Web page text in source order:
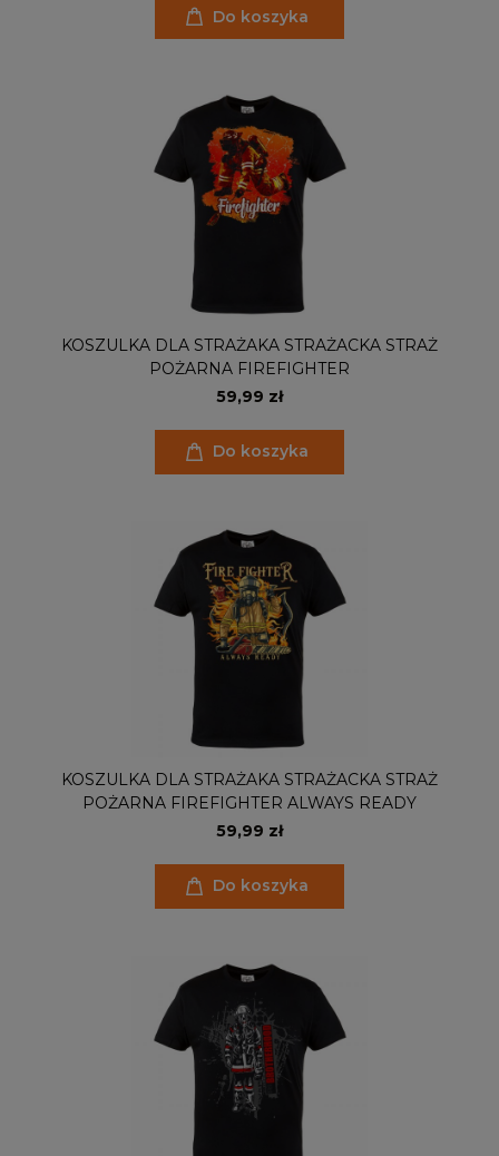
Do koszyka
KOSZULKA DLA STRAŻAKA STRAŻACKA STRAŻ
POŻARNA FIREFIGHTER
59,99 zł
Do koszyka
KOSZULKA DLA STRAŻAKA STRAŻACKA STRAŻ
POŻARNA FIREFIGHTER ALWAYS READY
59,99 zł
Do koszyka